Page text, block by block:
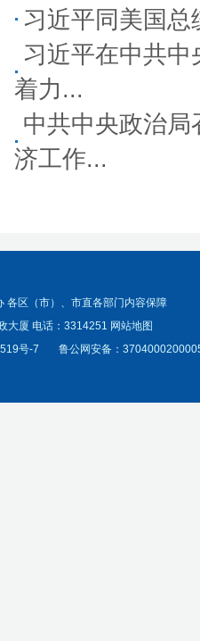
习近平同美国
习近平在中共
着力...
中共中央政治
济工作...
各区（市）、市直各部门内容保障
大厦 电话：3314251 网站地图
号-7 鲁公网安备：